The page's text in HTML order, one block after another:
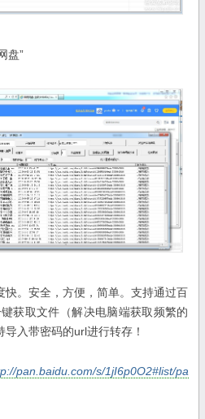
盘”
快。安全，方便，简单。支持通过百
获取文件（解决电脑端获取频繁的
入带密码的url进行转存！
pan.baidu.com/s/1jI6p0O2#list/pa